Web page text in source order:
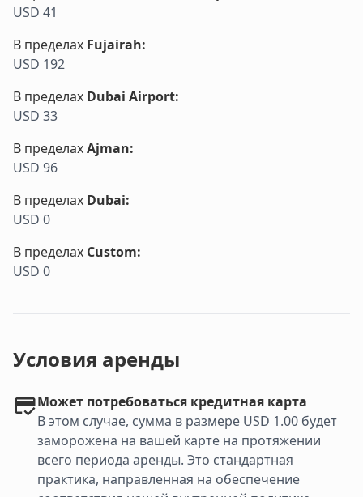
USD 41
В пределах Fujairah:
USD 192
В пределах Dubai Airport:
USD 33
В пределахAjman:
USD 96
В пределах Dubai:
USD 0
В пределах Custom:
USD 0
Условия аренды
Может потребоваться кредитная карта
В этом случае, сумма в размере USD 1.00 будет
заморожена на вашей карте на протяжении
всего периода аренды. Это стандартная
практика, направленная на обеспечение